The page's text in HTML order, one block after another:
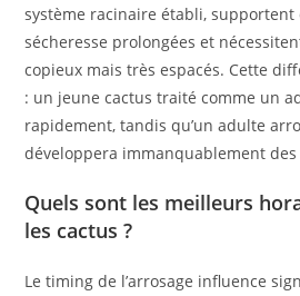
système racinaire établi, supportent
sécheresse prolongées et
copieux mais très espacés. Cette
: un jeune cactus traité comme un
rapidement, tandis qu’un adulte
développera immanquablement
Quels sont les meilleurs
les cactus ?
Le timing de l’arrosage influence